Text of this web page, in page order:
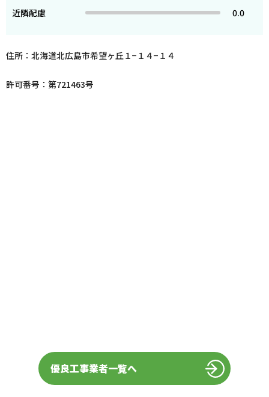
近隣配慮
0.0
住所：北海道北広島市希望ヶ丘１−１４−１４
許可番号：第721463号
優良工事業者一覧へ